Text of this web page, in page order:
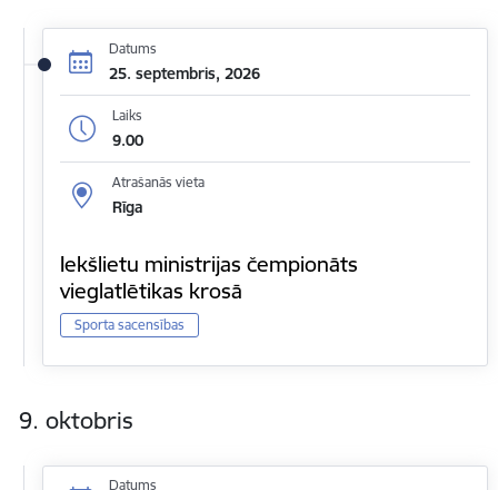
Datums
25. septembris, 2026
Laiks
9.00
Atrašanās vieta
Rīga
Iekšlietu ministrijas čempionāts
vieglatlētikas krosā
Sporta sacensības
9. oktobris
Datums